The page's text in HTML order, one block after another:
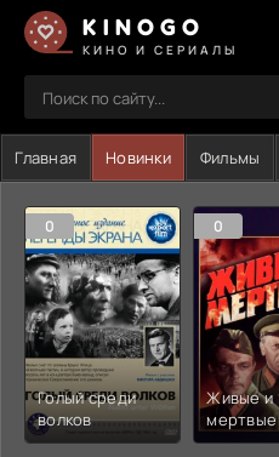
KINOGO
КИНО И СЕРИАЛЫ
Главная Новинки Фильмы
0
Голый среди
волков
0
Живые и
мертвые